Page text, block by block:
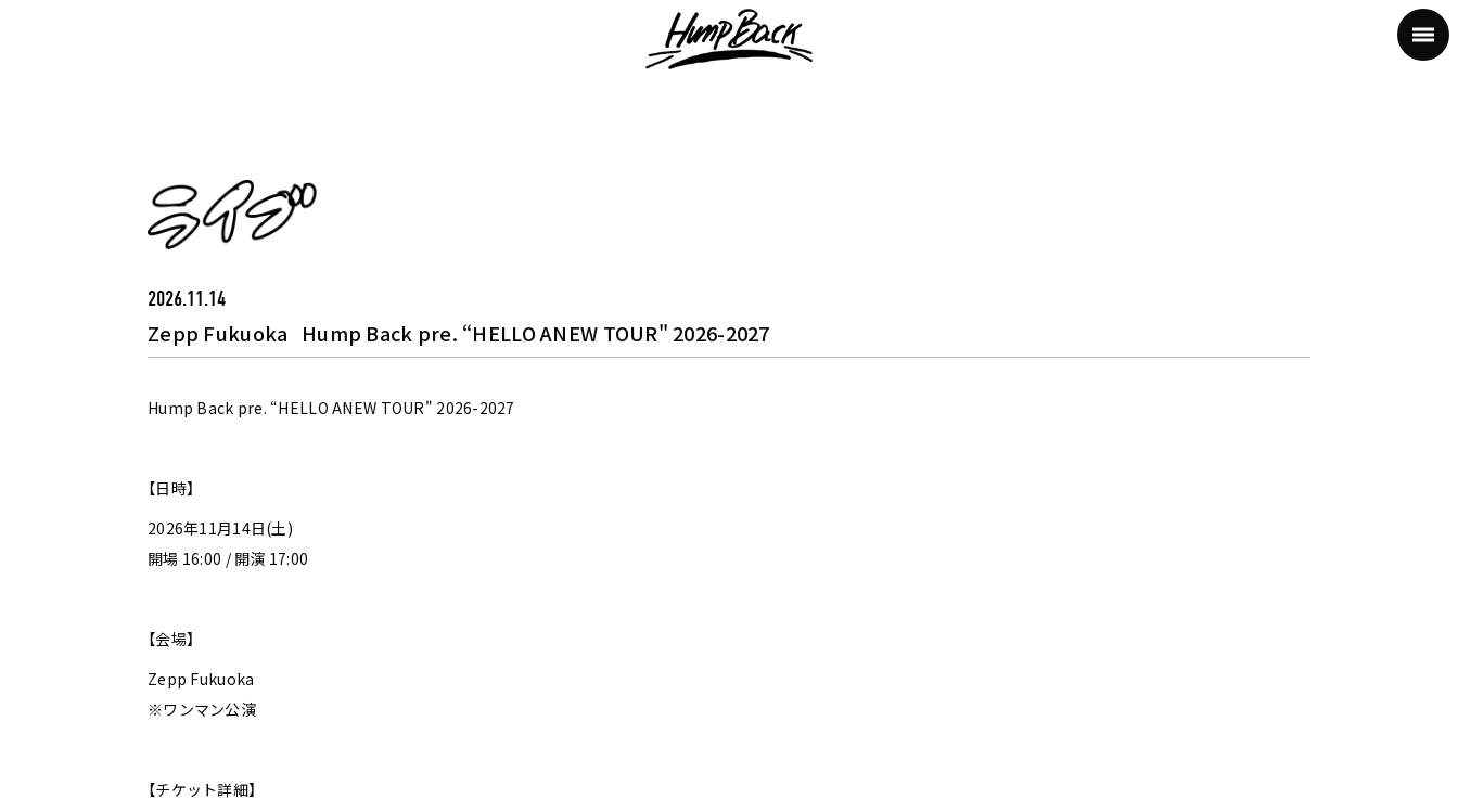
2026.11.14
Zepp Fukuoka Hump Back pre. “HELLO ANEW TOUR" 2026-2027
Hump Back pre. “HELLO ANEW TOUR" 2026-2027
【日時】
2026年11月14日(土)
開場 16:00 / 開演 17:00
【会場】
Zepp Fukuoka
※ワンマン公演
【チケット詳細】